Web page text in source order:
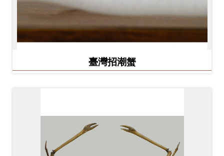
臺灣招潮蟹